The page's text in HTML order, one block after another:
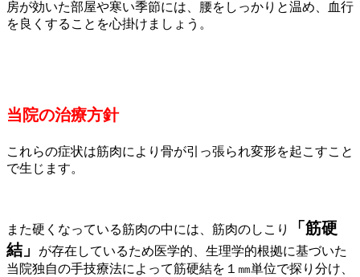
房が効いた部屋や寒い季節には、腰をしっかりと温め、血行
を良くすることを心掛けましょう。
当院の治療方針
これらの症状は筋肉により骨が引っ張られ変形を起こすこと
で生じます。
また硬くなっている筋肉の中には、筋肉のしこり
「筋硬
結」
が存在しているため医学的、生理学的根拠に基づいた
当院独自の手技療法によって筋硬結を１㎜単位で探り分け、